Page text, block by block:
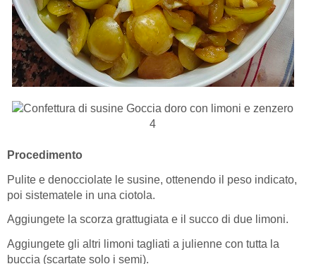
Procedimento
Pulite e denocciolate le susine, ottenendo il peso indicato,
poi sistematele in una ciotola.
Aggiungete la scorza grattugiata e il succo di due limoni.
Aggiungete gli altri limoni tagliati a julienne con tutta la
buccia (scartate solo i semi).